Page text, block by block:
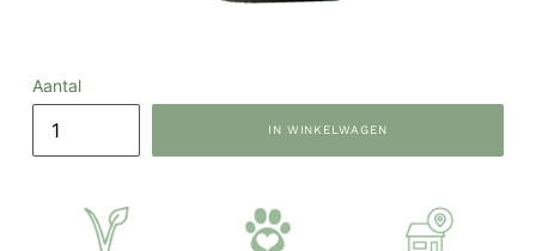
Aantal
IN WINKELWAGEN